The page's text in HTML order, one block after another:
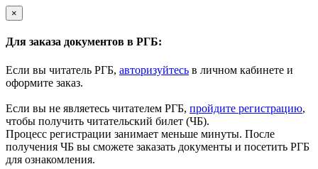
×
Для заказа документов в РГБ:
Если вы читатель РГБ, авторизуйтесь в личном кабинете и
оформите заказ.
Если вы не являетесь читателем РГБ, пройдите регистрацию,
чтобы получить читательский билет (ЧБ).
Процесс регистрации занимает меньше минуты. После
получения ЧБ вы сможете заказать документы и посетить РГБ
для ознакомления.